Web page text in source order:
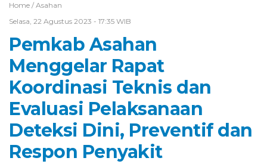
Home / Asahan
Selasa, 22 Agustus 2023 - 17:35 WIB
Pemkab Asahan
Menggelar Rapat
Koordinasi Teknis dan
Evaluasi Pelaksanaan
Deteksi Dini, Preventif dan
Respon Penyakit